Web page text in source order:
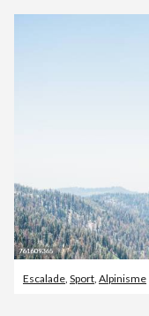
Escalade, Sport, Alpinisme